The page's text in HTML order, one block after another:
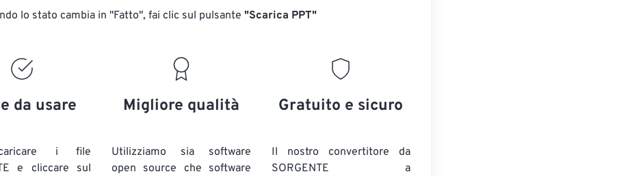
lo stato cambia in "Fatto", fai clic sul pulsante "Scarica PPT"
da usare
i file
e cliccare sul
Migliore qualità
Utilizziamo sia software
open source che software
Gratuito e sicuro
Il nostro convertitore da
SORGENTE a